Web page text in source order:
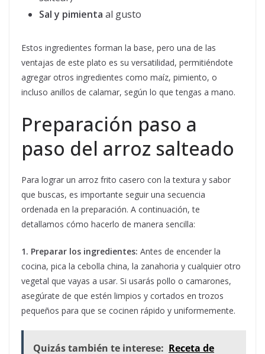
Sal y pimienta al gusto
Estos ingredientes forman la base, pero una de las
ventajas de este plato es su versatilidad, permitiéndote
agregar otros ingredientes como maíz, pimiento, o
incluso anillos de calamar, según lo que tengas a mano.
Preparación paso a
paso del arroz salteado
Para lograr un arroz frito casero con la textura y sabor
que buscas, es importante seguir una secuencia
ordenada en la preparación. A continuación, te
detallamos cómo hacerlo de manera sencilla:
1. Preparar los ingredientes: Antes de encender la
cocina, pica la cebolla china, la zanahoria y cualquier otro
vegetal que vayas a usar. Si usarás pollo o camarones,
asegúrate de que estén limpios y cortados en trozos
pequeños para que se cocinen rápido y uniformemente.
Quizás también te interese: Receta de